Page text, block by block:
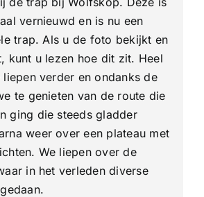
vernieuwd en is nu een
trap. Als u de foto bekijkt en
kunt u lezen hoe dit zit. Heel
verder en ondanks de
te genieten van de route die
ging die steeds gladder
weer over een plateau met
We liepen over de
in het verleden diverse